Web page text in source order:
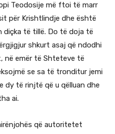
Teodosije më ftoi të marr
për Krishtlindje dhe është
diçka të tillë. Do të doja të
shkurt asaj që ndodhi
në emër të Shteteve të
se sa të tronditur jemi
dy të rinjtë që u qëlluan dhe
ai.
që autoritetet